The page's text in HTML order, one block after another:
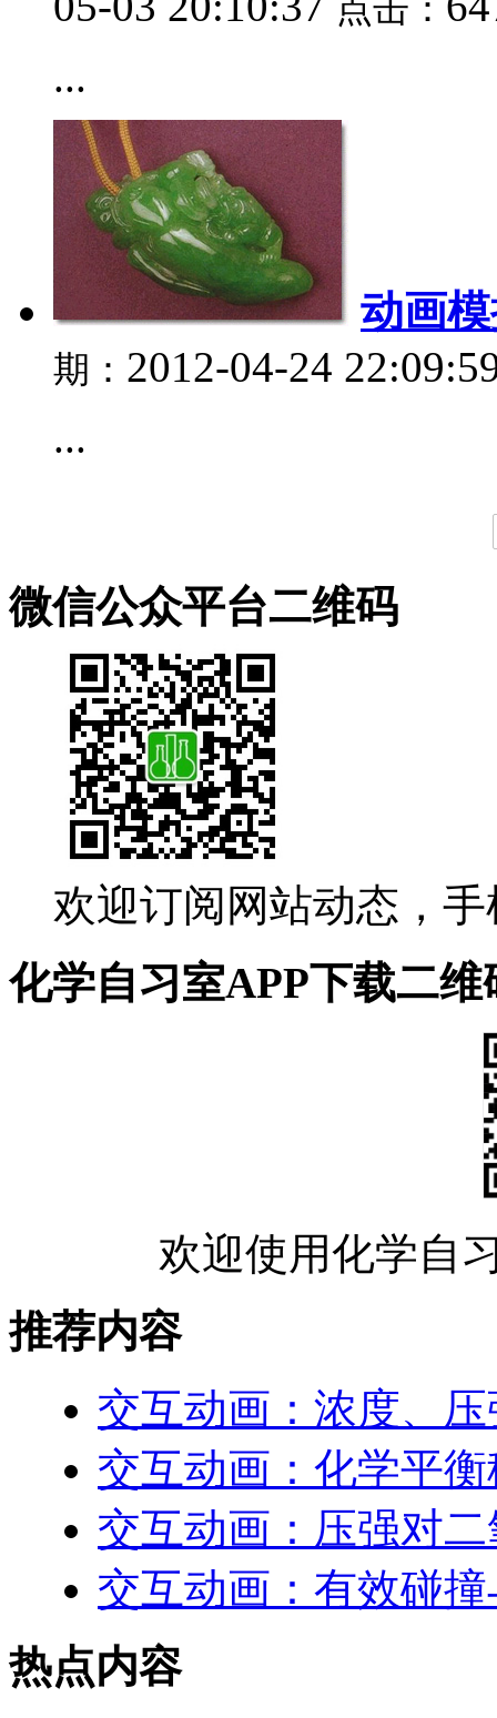
点击：
...
动画
期： 2012-04-24
...
微信公众平台二维码
欢迎订阅网站动态，
化学自习室APP下载二维
欢迎使用化学自
推荐内容
交互动画：浓度、
交互动画：化学平
交互动画：压强对
交互动画：有效碰
热点内容